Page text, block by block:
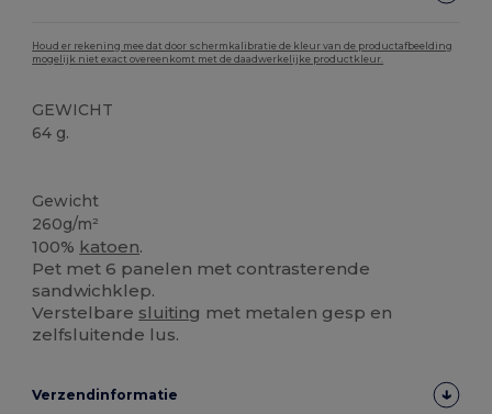
Houd er rekening mee dat door schermkalibratie de kleur van de productafbeelding
mogelijk niet exact overeenkomt met de daadwerkelijke productkleur.
GEWICHT
64 g.
Gewicht
260g/m²
100% katoen.
Pet met 6 panelen met contrasterende
sandwichklep.
Verstelbare sluiting met metalen gesp en
zelfsluitende lus.
Verzendinformatie